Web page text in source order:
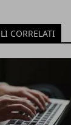
CORRELATI